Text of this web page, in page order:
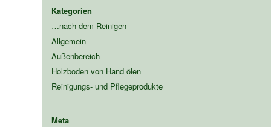
Kategorien
…nach dem Reinigen
Allgemein
Außenbereich
Holzboden von Hand ölen
Reinigungs- und Pflegeprodukte
Meta